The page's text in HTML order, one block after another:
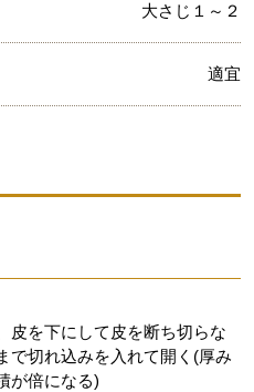
大さじ１～２
適宜
皮を下にして皮を断ち切らな
で切れ込みを入れて開く(厚み
が倍になる)